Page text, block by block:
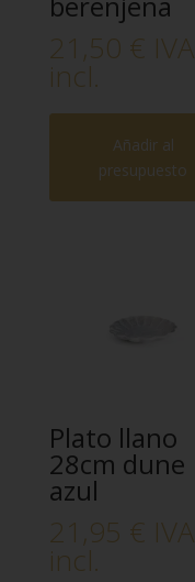
21,50 € IVA
incl.
Añadir al
presupuesto
Plato llano
28cm dune
azul
21,95 € IVA
incl.